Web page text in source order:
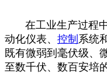
在工业生产过程中
动化仪表、 控制 系统
既有微弱到毫伏级、
至数千伏、数百安培